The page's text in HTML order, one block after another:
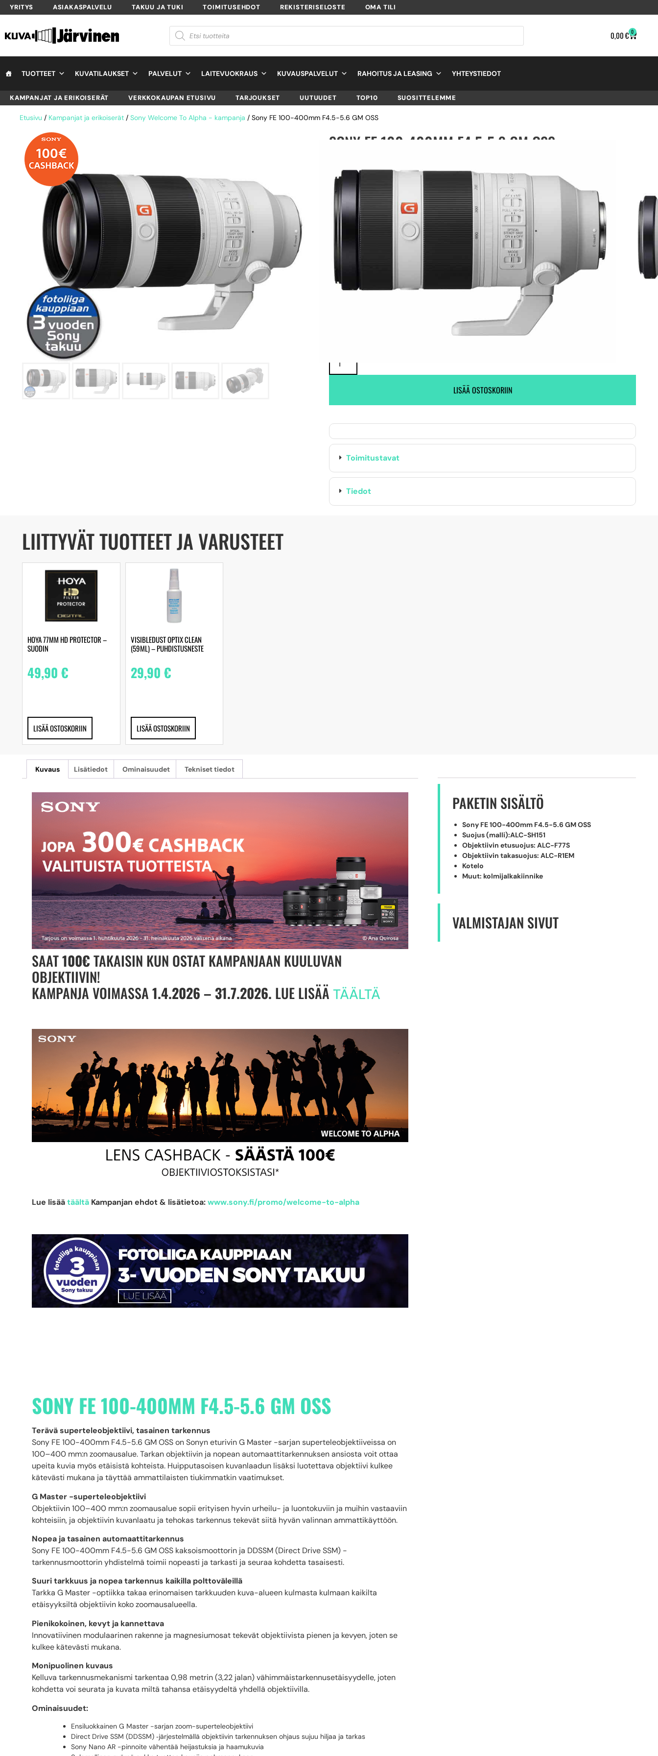
YRITYS ASIAKASPALVELU TAKUU JA TUKI TOIMITUSEHDOT REKISTERISELOSTE OMA TILI
0,00€ 0
TUOTTEET KUVATILAUKSET PALVELUT LAITEVUOKRAUS KUVAUSPALVELUT RAHOITUS JA LEASING YHTEYSTIEDOT
KAMPANJAT JA ERIKOISERÄT VERKKOKAUPAN ETUSIVU TARJOUKSET UUTUUDET TOP10 SUOSITTELEMME
Etusivu / Kampanjat ja erikoiserät / Sony Welcome To Alpha - kampanja / Sony FE 100-400mm F4.5-5.6 GM OSS
SONY FE 100-400MM F4.5-5.6 GM OSS
SKU SEL100400GM.SYX
TUOTTEEN SAATAVUUS
Oma varasto: Ei varastossa. (Toimitus 7-9 pv)
Ei varastossa.
KYSY VAIHTOTARJOUS
LISÄÄ OSTOSKORIIN
Toimitustavat
Tiedot
LIITTYVÄT TUOTTEET JA VARUSTEET
HOYA 77MM HD PROTECTOR –
SUODIN
49,90 €
LISÄÄ OSTOSKORIIN
VISIBLEDUST OPTIX CLEAN
(59ML) – PUHDISTUSNESTE
29,90 €
LISÄÄ OSTOSKORIIN
Kuvaus Lisätiedot Ominaisuudet Tekniset tiedot
SAAT100€TAKAISIN KUN OSTAT KAMPANJAAN KUULUVAN
OBJEKTIIVIN!
KAMPANJA VOIMASSA1.4.2026 – 31.7.2026. LUE LISÄÄ TÄÄLTÄ
Lue lisäätäältä Kampanjan ehdot & lisätietoa:www.sony.fi/promo/welcome-to-alpha
SONY FE 100-400MM F4.5-5.6 GM OSS
Terävä superteleobjektiivi, tasainen tarkennus
Sony FE 100-400mm F4.5-5.6 GM OSS on Sonyn eturivin G Master -sarjan superteleobjektiiveissa on
100–400 mm:n zoomausalue. Tarkan objektiivin ja nopean automaattitarkennuksen ansiosta voit ottaa
upeita kuvia myös etäisistä kohteista. Huipputasoisen kuvanlaadun lisäksi luotettava objektiivi kulkee
kätevästi mukana ja täyttää ammattilaisten tiukimmatkin vaatimukset.
G Master -superteleobjektiivi
Objektiivin 100–400 mm:n zoomausalue sopii erityisen hyvin urheilu- ja luontokuviin ja muihin vastaaviin
kohteisiin, ja objektiivin kuvanlaatu ja tehokas tarkennus tekevät siitä hyvän valinnan ammattikäyttöön.
Nopea ja tasainen automaattitarkennus
Sony FE 100-400mm F4.5-5.6 GM OSS kaksoismoottorin ja DDSSM (Direct Drive SSM) -
tarkennusmoottorin yhdistelmä toimii nopeasti ja tarkasti ja seuraa kohdetta tasaisesti.
Suuri tarkkuus ja nopea tarkennus kaikilla polttoväleillä
Tarkka G Master -optiikka takaa erinomaisen tarkkuuden kuva-alueen kulmasta kulmaan kaikilta
etäisyyksiltä objektiivin koko zoomausalueella.
Pienikokoinen, kevyt ja kannettava
Innovatiivinen modulaarinen rakenne ja magnesiumosat tekevät objektiivista pienen ja kevyen, joten se
kulkee kätevästi mukana.
Monipuolinen kuvaus
Kelluva tarkennusmekanismi tarkentaa 0,98 metrin (3,22 jalan) vähimmäistarkennusetäisyydelle, joten
kohdetta voi seurata ja kuvata miltä tahansa etäisyydeltä yhdellä objektiivilla.
Ominaisuudet:
Ensiluokkainen G Master -sarjan zoom-superteleobjektiivi
Direct Drive SSM (DDSSM) ‑järjestelmällä objektiivin tarkennuksen ohjaus sujuu hiljaa ja tarkas
Sony Nano AR -pinnoite vähentää heijastuksia ja haamukuvia
PAKETIN SISÄLTÖ
Sony FE 100-400mm F4.5-5.6 GM OSS
Suojus (malli):ALC-SH151
Objektiivin etusuojus: ALC-F77S
Objektiivin takasuojus: ALC-R1EM
Kotelo
Muut: kolmijalkakiinnike
VALMISTAJAN SIVUT